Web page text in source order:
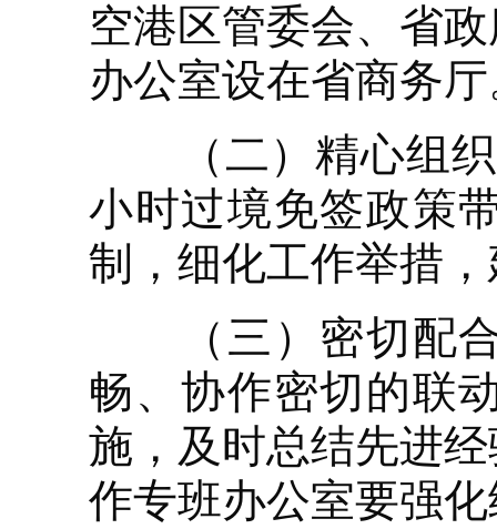
空港区管委会、省
办公室设在省商务
（二）精心组织
小时过境免签政策
制，细化工作举措
（三）密切配合
畅、协作密切的联
施，及时总结先进
作专班办公室要强